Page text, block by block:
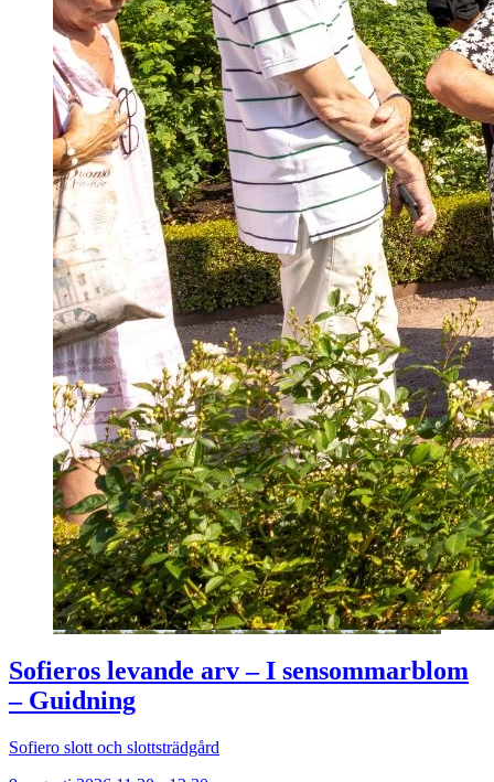
Sofieros levande arv – I sensommarblom
– Guidning
Sofiero slott och slottsträdgård